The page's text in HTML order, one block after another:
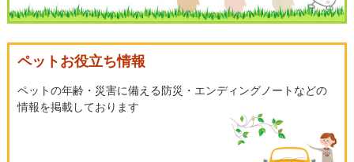
シ
ョ
ペットお役立ち情報
ペットの年齢・災害に備える防災・エンディングノートなどの
情報を掲載しております